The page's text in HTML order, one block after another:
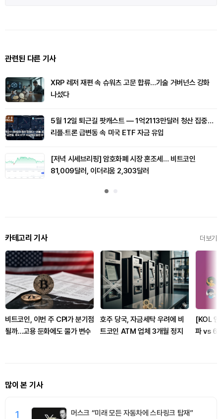
관련된 다른 기사
XRP 레저 재편 속 슈워츠 고문 합류…기술 거버넌스 강화
나섰다
5월 12일 퇴근길 팟캐스트 — 1억2113만달러 청산 집중…
리플·트론 급변동 속 미국 ETF 자금 유입
[저녁 시세브리핑] 암호화폐 시장 혼조세… 비트코인
81,009달러, 이더리움 2,303달러
카테고리 기사 더보기
비트코인, 이번 주 CPI가 분기점
될까…고용 둔화에도 물가 변수
호주 당국, 자금세탁 우려에 비
트코인 ATM 업체 3개월 정지
[KOL
파 vs
많이 본 기사
1 머스크 “미래 모든 자동차에 스타링크 탑재”